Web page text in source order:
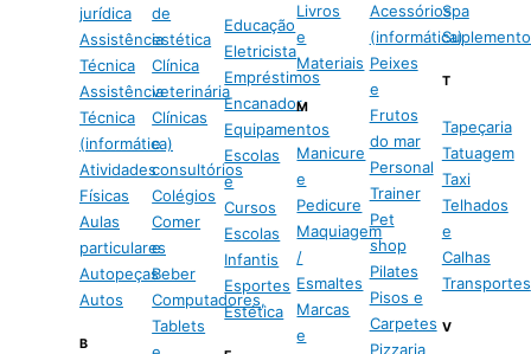
jurídica
Assistência
Técnica
Assistência
Técnica
(informática)
Atividades
Físicas
Aulas
particulares
Autopeças
Autos
B
de
estética
Clínica
veterinária
Clínicas
e
consultórios
Colégios
Comer
e
Beber
Computadores,
Tablets
Educação
Eletricista
Empréstimos
Encanador
Equipamentos
Escolas
e
Cursos
Escolas
Infantis
Esportes
Estética
Livros
e
Materiais
M
Manicure
e
Pedicure
Maquiagem
/
Esmaltes
Marcas
e
Acessórios
(informática)
Peixes
e
Frutos
do mar
Personal
Trainer
Pet
shop
Pilates
Pisos e
Carpetes
Pizzaria
Spa
T
Tapeçaria
Tatuagem
Taxi
Telhados
e
Calhas
Transportes
V